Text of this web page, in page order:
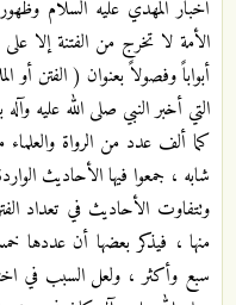
أخبار المهدي عليه السلام
الأمة لا تخرج من الفتنة إلا
أبواباً وفصولاً بعنوان ( الفتن أو
التي أخبر النبي صلى الله عليه
كما ألف عدد من الرواة
شابه ، جمعوا فيها الأحاديث
وتتفاوت الأحاديث في تعداد
منها ، فيذكر بعضها أن عددها
سبع وأكثر ، ولعل السبب في